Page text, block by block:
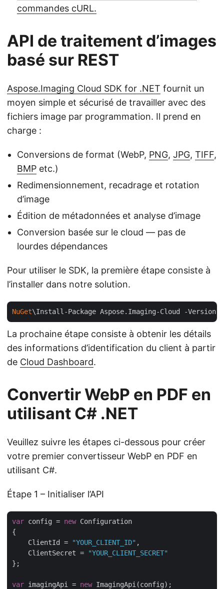
commandes cURL.
API de traitement d’images
basé sur REST
Aspose.Imaging Cloud SDK for .NET fournit un
moyen simple et sécurisé de travailler avec des
fichiers image par programmation. Il prend en
charge :
Conversions de format (WebP, PNG, JPG, TIFF,
BMP etc.)
Redimensionnement, recadrage et rotation
d’image
Édition de métadonnées et analyse d’image
Conversion basée sur le cloud — pas de
lourdes dépendances
Pour utiliser le SDK, la première étape consiste à
l’installer dans notre solution.
NuGet\Install-Package Aspose.Imaging-Cloud -Version
La prochaine étape consiste à obtenir les détails
des informations d’identification du client à partir
de Cloud Dashboard.
Convertir WebP en PDF en
utilisant C# .NET
Veuillez suivre les étapes ci-dessous pour créer
votre premier convertisseur WebP en PDF en
utilisant C#.
Étape 1 – Initialiser l’API
var config = new Configuration
{
    ClientId =
"YOUR_CLIENT_ID" ,
    ClientSecret =
"YOUR_CLIENT_SECRET"
};
var imagingApi = new